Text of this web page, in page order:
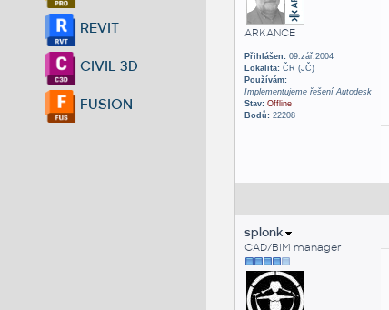
REVIT
CIVIL 3D
FUSION
ARKANCE
Přihlášen:09.zář.2004
Lokalita:ČR (JČ)
Používám:
Implementujeme řešení Autodesk
Stav: Offline
Bodů:22208
splonk
CAD/BIM manager